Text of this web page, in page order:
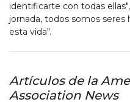
identificarte con todas
jornada, todos somos
esta vida".
Artículos de la
Association News